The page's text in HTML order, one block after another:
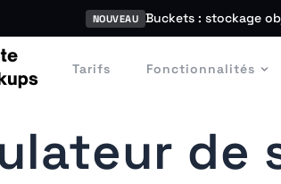
NOUVEAU Buckets : stockage
Tarifs Fonctionnalités
de